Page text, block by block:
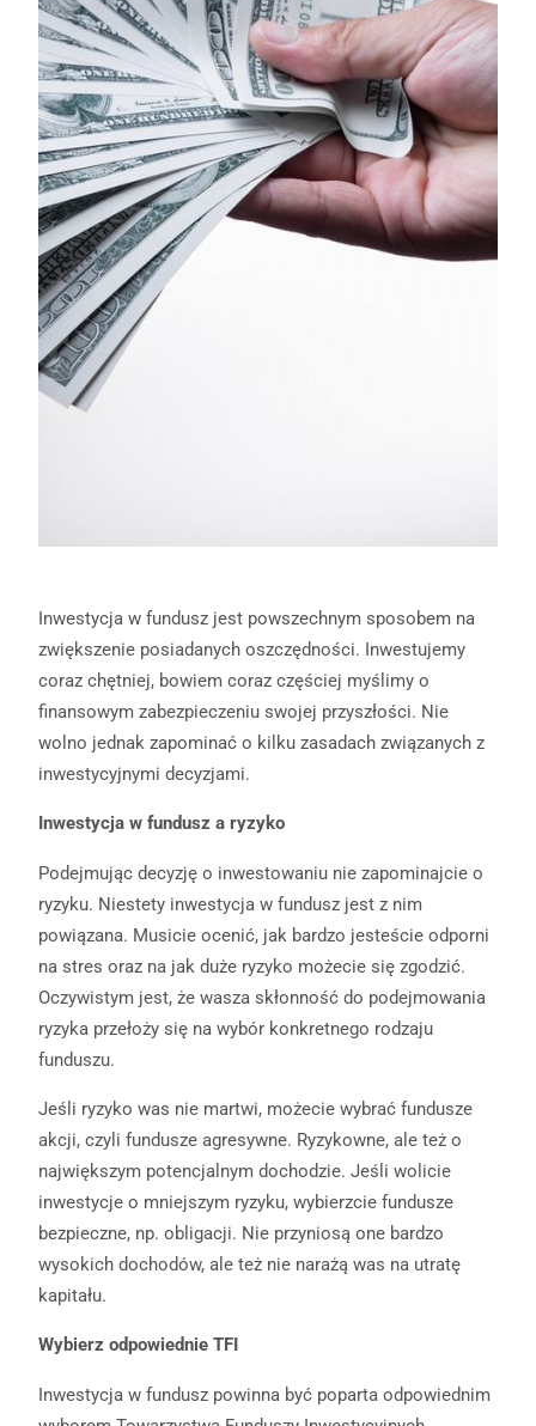
Inwestycja w fundusz jest powszechnym sposobem na
zwiększenie posiadanych oszczędności. Inwestujemy
coraz chętniej, bowiem coraz częściej myślimy o
finansowym zabezpieczeniu swojej przyszłości. Nie
wolno jednak zapominać o kilku zasadach związanych z
inwestycyjnymi decyzjami.
Inwestycja w fundusz a ryzyko
Podejmując decyzję o inwestowaniu nie zapominajcie o
ryzyku. Niestety inwestycja w fundusz jest z nim
powiązana. Musicie ocenić, jak bardzo jesteście odporni
na stres oraz na jak duże ryzyko możecie się zgodzić.
Oczywistym jest, że wasza skłonność do podejmowania
ryzyka przełoży się na wybór konkretnego rodzaju
funduszu.
Jeśli ryzyko was nie martwi, możecie wybrać fundusze
akcji, czyli fundusze agresywne. Ryzykowne, ale też o
największym potencjalnym dochodzie. Jeśli wolicie
inwestycje o mniejszym ryzyku, wybierzcie fundusze
bezpieczne, np. obligacji. Nie przyniosą one bardzo
wysokich dochodów, ale też nie narażą was na utratę
kapitału.
Wybierz odpowiednie TFI
Inwestycja w fundusz powinna być poparta odpowiednim